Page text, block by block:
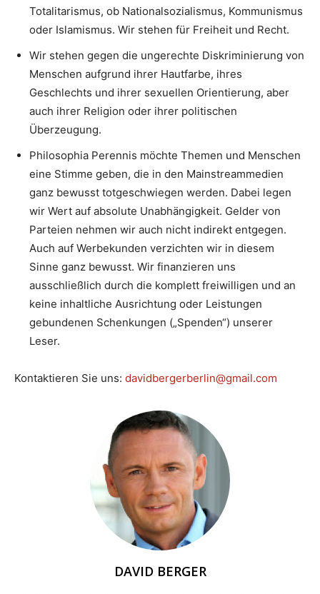
Totalitarismus, ob Nationalsozialismus, Kommunismus
oder Islamismus. Wir stehen für Freiheit und Recht.
Wir stehen gegen die ungerechte Diskriminierung von
Menschen aufgrund ihrer Hautfarbe, ihres
Geschlechts und ihrer sexuellen Orientierung, aber
auch ihrer Religion oder ihrer politischen
Überzeugung.
Philosophia Perennis möchte Themen und Menschen
eine Stimme geben, die in den Mainstreammedien
ganz bewusst totgeschwiegen werden. Dabei legen
wir Wert auf absolute Unabhängigkeit. Gelder von
Parteien nehmen wir auch nicht indirekt entgegen.
Auch auf Werbekunden verzichten wir in diesem
Sinne ganz bewusst. Wir finanzieren uns
ausschließlich durch die komplett freiwilligen und an
keine inhaltliche Ausrichtung oder Leistungen
gebundenen Schenkungen („Spenden“) unserer
Leser.
Kontaktieren Sie uns: davidbergerberlin@gmail.com
DAVID BERGER